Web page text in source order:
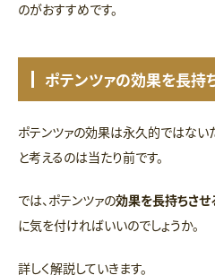
のがおすすめです。
ポテンツァの効果を長持
ポテンツァの効果は永久的ではない
と考えるのは当たり前です。
では、ポテンツァの効果を長持ちさせ
に気を付ければいいのでしょうか。
詳しく解説していきます。